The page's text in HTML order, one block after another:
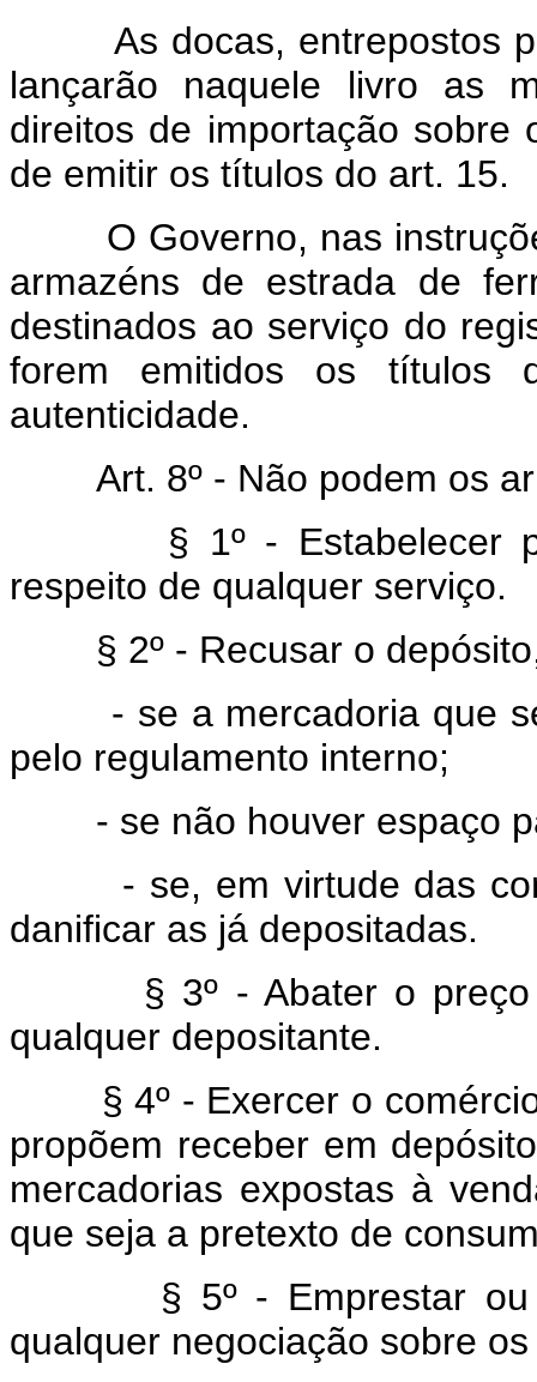
As docas, entrepostos
lançarão naquele livro as
direitos de importação sobre
de emitir os títulos do art. 15.
O Governo, nas
armazéns de estrada de
destinados ao serviço do
forem emitidos os
autenticidade.
Art. 8º - Não podem os
§ 1º - Estabelecer
respeito de qualquer serviço.
§ 2º - Recusar o
- se a mercadoria que se
pelo regulamento interno;
- se não houver espaço
- se, em virtude das
danificar as já depositadas.
§ 3º - Abater o preço
qualquer depositante.
§ 4º - Exercer o
propõem receber em
mercadorias expostas à
que seja a pretexto de
§ 5º - Emprestar ou
qualquer negociação sobre